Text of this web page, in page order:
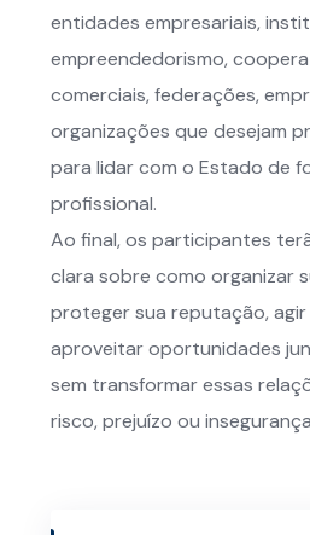
entidades empresariais,
empreendedorismo,
comerciais, federações,
organizações que desejam
para lidar com o Estado de
profissional.
Ao final, os participantes
clara sobre como organizar
proteger sua reputação,
aproveitar oportunidades
sem transformar essas
risco, prejuízo ou